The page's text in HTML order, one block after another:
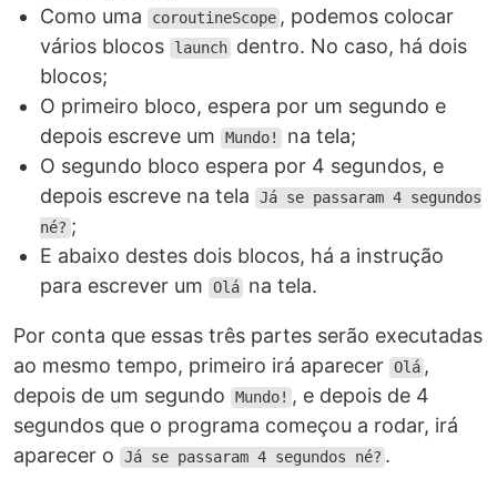
Como uma
coroutineScope , podemos colocar
vários blocos
launch dentro. No caso, há dois
blocos;
O primeiro bloco, espera por um segundo e
depois escreve um
Mundo!
na tela;
O segundo bloco espera por 4 segundos, e
depois escreve na tela
Já se passaram 4 segundos
né? ;
E abaixo destes dois blocos, há a instrução
para escrever um
Olá na tela.
Por conta que essas três partes serão executadas
ao mesmo tempo, primeiro irá aparecer Olá ,
depois de um segundo
Mundo! , e depois de 4
segundos que o programa começou a rodar, irá
aparecer o
Já se passaram 4 segundos né? .